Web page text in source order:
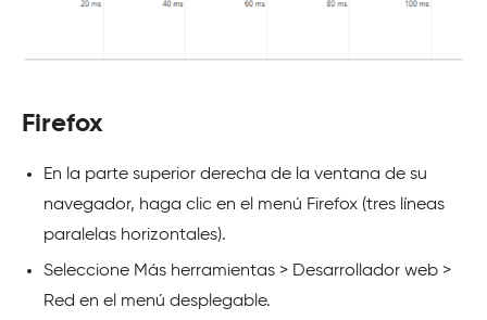
Firefox
En la parte superior derecha de la ventana de su
navegador, haga clic en el menú Firefox (tres líneas
paralelas horizontales).
Seleccione Más herramientas > Desarrollador web >
Red en el menú desplegable.